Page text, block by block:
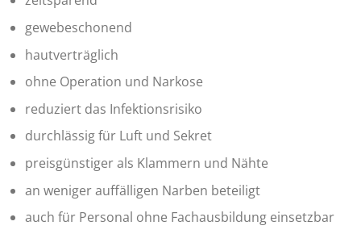
gewebeschonend
hautverträglich
ohne Operation und Narkose
reduziert das Infektionsrisiko
durchlässig für Luft und Sekret
preisgünstiger als Klammern und Nähte
an weniger auffälligen Narben beteiligt
auch für Personal ohne Fachausbildung einsetzbar